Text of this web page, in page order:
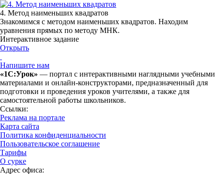
4. Метод наименьших квадратов
Знакомимся с методом наименьших квадратов. Находим
уравнения прямых по методу МНК.
Интерактивное задание
Открыть
Напишите нам
«1С:Урок» — портал с интерактивными наглядными учебными
материалами и онлайн-конструкторами, предназначенный для
подготовки и проведения уроков учителями, а также для
самостоятельной работы школьников.
Ссылки:
Реклама на портале
Карта сайта
Политика конфиденциальности
Пользовательское соглашение
Тарифы
О сурке
Адрес офиса: